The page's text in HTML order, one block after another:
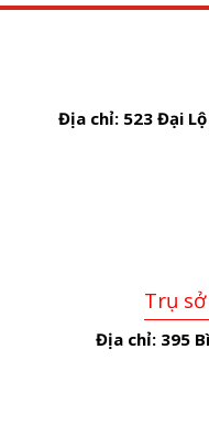
Địa chỉ: 523 Đại
Trụ
Địa chỉ: 395